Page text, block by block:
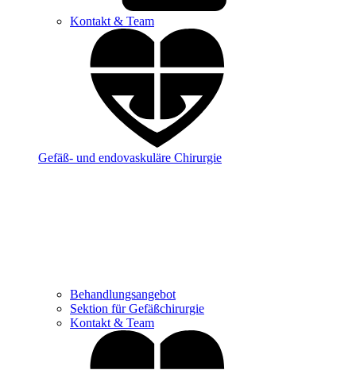
Kontakt & Team
Gefäß- und endovaskuläre Chirurgie
Behandlungsangebot
Sektion für Gefäßchirurgie
Kontakt & Team